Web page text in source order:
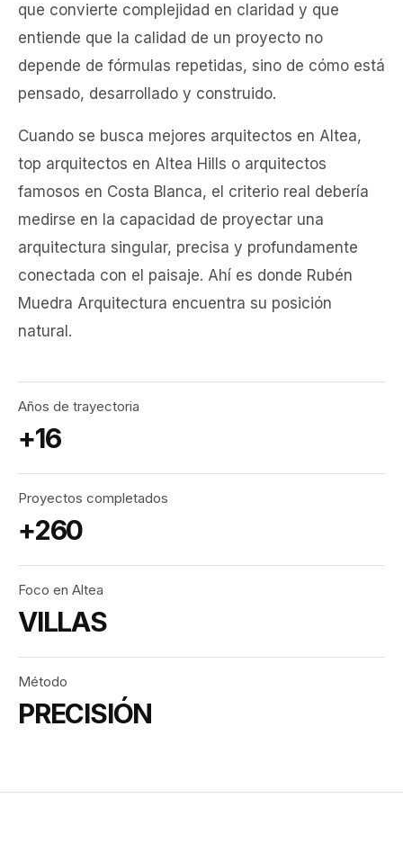
que convierte complejidad en claridad y que
entiende que la calidad de un proyecto no
depende de fórmulas repetidas, sino de cómo está
pensado, desarrollado y construido.
Cuando se busca mejores arquitectos en Altea,
top arquitectos en Altea Hills o arquitectos
famosos en Costa Blanca, el criterio real debería
medirse en la capacidad de proyectar una
arquitectura singular, precisa y profundamente
conectada con el paisaje. Ahí es donde Rubén
Muedra Arquitectura encuentra su posición
natural.
Años de trayectoria
+16
Proyectos completados
+260
Foco en Altea
VILLAS
Método
PRECISIÓN